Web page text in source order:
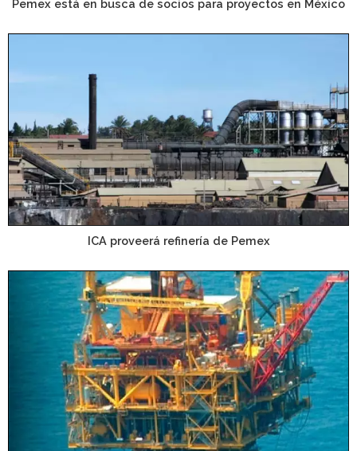
Pemex está en busca de socios para proyectos en México
ICA proveerá refinería de Pemex